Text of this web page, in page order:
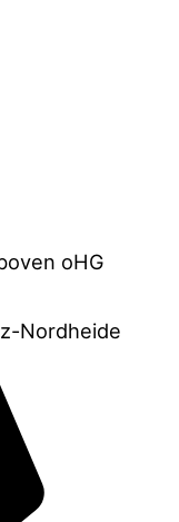
oHG
Nordheide